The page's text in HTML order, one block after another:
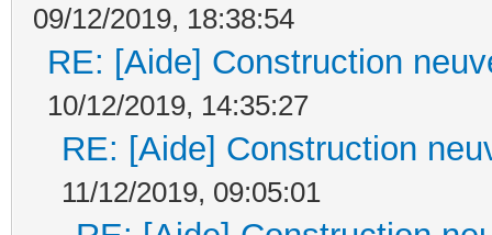
09/12/2019, 18:38:54
RE: [Aide] Construction
10/12/2019, 14:35:27
RE: [Aide] Construction
11/12/2019, 09:05:01